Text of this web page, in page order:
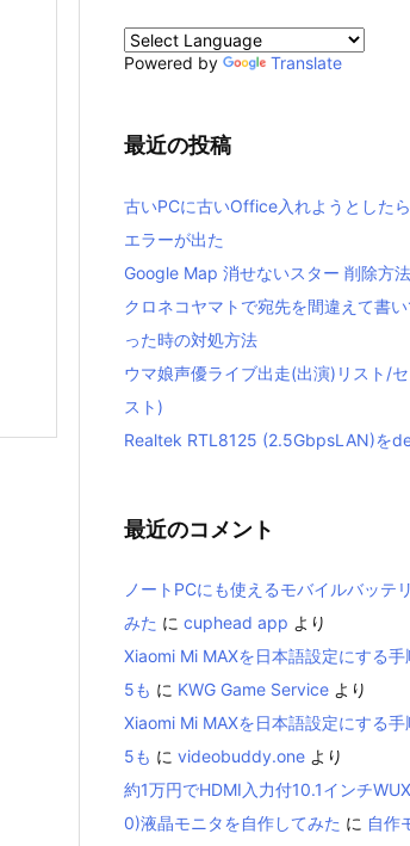
Powered by Translate
最近の投稿
古いPCに古いOffice入れようとした
エラーが出た
Google Map 消せないスター 削除方法
クロネコヤマトで宛先を間違えて書
った時の対処方法
ウマ娘声優ライブ出走(出演)リスト/
スト)
Realtek RTL8125 (2.5GbpsLAN)を
最近のコメント
ノートPCにも使えるモバイルバッテ
みた に cuphead app より
Xiaomi Mi MAXを日本語設定にする
5も に KWG Game Service より
Xiaomi Mi MAXを日本語設定にする
5も に videobuddy.one より
約1万円でHDMI入力付10.1インチ
0)液晶モニタを自作してみた に 自作